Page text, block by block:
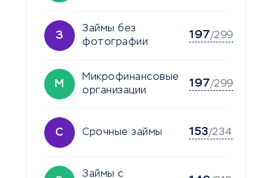
З
Займы без
фотографии
197/299
М
Микрофинансовые
организации
197/299
С Срочные займы 153/234
Займы с